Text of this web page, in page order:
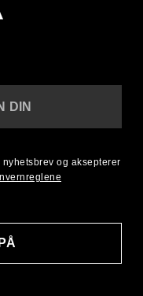
DIN
og aksepterer